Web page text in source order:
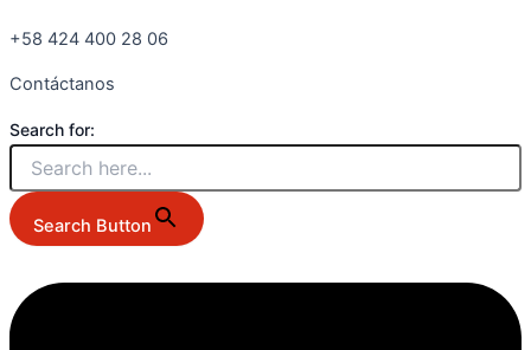
+58 424 400 28 06
Contáctanos
Search for:
Search Button